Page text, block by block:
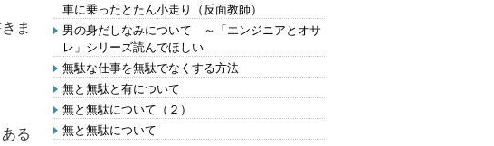
ま
る
車に乗ったとたん小走り（反面教師）
男の身だしなみについて ～「エンジニアとオサ
レ」シリーズ読んでほしい
無駄な仕事を無駄でなくする方法
無と無駄と有について
無と無駄について（２）
無と無駄について